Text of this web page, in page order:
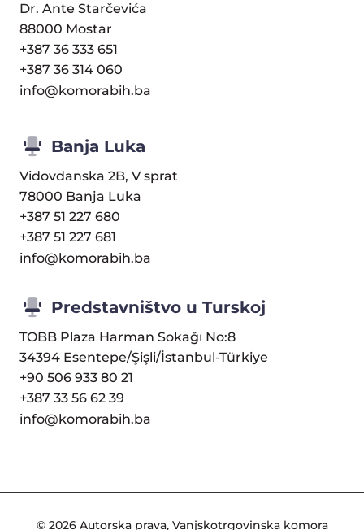
Dr. Ante Starčevića
88000 Mostar
+387 36 333 651
+387 36 314 060
info@komorabih.ba
Banja Luka
Vidovdanska 2B, V sprat
78000 Banja Luka
+387 51 227 680
+387 51 227 681
info@komorabih.ba
Predstavništvo u Turskoj
TOBB Plaza Harman Sokağı No:8
34394 Esentepe/Şişli/İstanbul-Türkiye
+90 506 933 80 21
+387 33 56 62 39
info@komorabih.ba
© 2026 Autorska prava, Vanjskotrgovinska komora